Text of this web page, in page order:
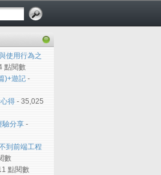
使用行為之
點閱數
)+遊記 -
得 - 35,025
驗分享 -
到前端工程
數
點閱數